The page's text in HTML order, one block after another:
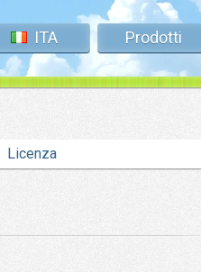
ITA Prodotti
Licenza